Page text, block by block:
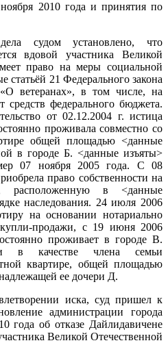
2010 года и принятия по
судом установлено, что
вдовой участника Великой
право на меры социальной
статьёй 21 Федерального закона
ветеранах», в том числе, на
средств федерального бюджета.
от 02.12.2004 г. истица
проживала совместно со
общей площадью <данные
в городе Б. <данные изъяты>
07 ноября 2005 года. С 08
право собственности на
расположенную в <данные
наследования. 24 июля 2006
на основании нотариально
купли-продажи, с 19 июня 2006
проживает в городе В.
в качестве члена семьи
квартире, общей площадью
ее дочери Д.
иска, суд пришел к
администрации города
года об отказе Дайлидавичене
Великой Отечественной